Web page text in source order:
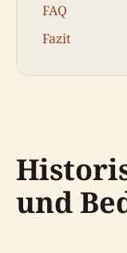
FAQ
Fazit
und